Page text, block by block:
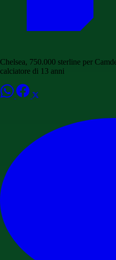
Chelsea, 750.000 sterline per
calciatore di 13 anni